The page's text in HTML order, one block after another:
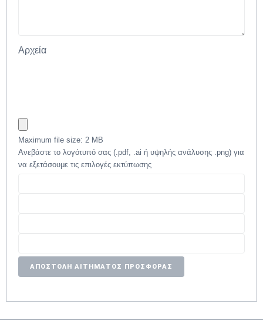
Αρχεία
Maximum file size: 2 MB
Ανεβάστε το λογότυπό σας (.pdf, .ai ή υψηλής ανάλυσης .png) για
να εξετάσουμε τις επιλογές εκτύπωσης
ΑΠΟΣΤΟΛΗ ΑΙΤΗΜΑΤΟΣ ΠΡΟΣΦΟΡΑΣ